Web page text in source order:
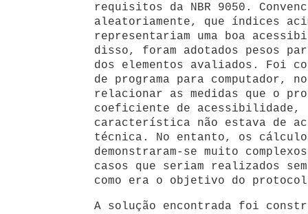
requisitos da NBR 9050.
aleatoriamente, que índices
representariam uma boa
disso, foram adotados pesos
dos elementos avaliados. Foi
de programa para computador,
relacionar as medidas que o
coeficiente de acessibilidade,
característica não estava de
técnica. No entanto, os
demonstraram-se muito
casos que seriam realizados
como era o objetivo do
A solução encontrada foi